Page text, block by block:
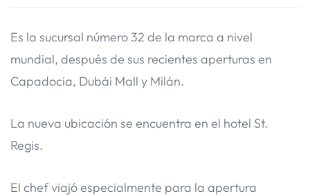
Es la sucursal número 32 de la marca a nivel
mundial, después de sus recientes aperturas en
Capadocia, Dubái Mall y Milán.
La nueva ubicación se encuentra en el hotel St.
Regis.
El chef viajó especialmente para la apertura